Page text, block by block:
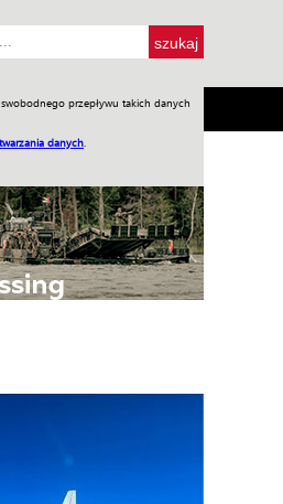
przepływu takich danych
danych
Praca w WIW